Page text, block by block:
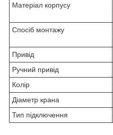
Матеріал корпусу
Спосіб монтажу
Привід
Ручний привід
Колір
Діаметр крана
Тип підключення